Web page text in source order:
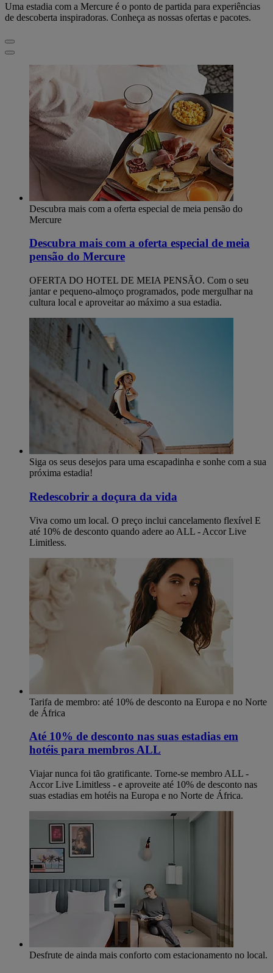
Uma estadia com a Mercure é o ponto de partida para experiências
de descoberta inspiradoras. Conheça as nossas ofertas e pacotes.
Descubra mais com a oferta especial de meia pensão do
Mercure
Descubra mais com a oferta especial de meia
pensão do Mercure
OFERTA DO HOTEL DE MEIA PENSÃO. Com o seu
jantar e pequeno-almoço programados, pode mergulhar na
cultura local e aproveitar ao máximo a sua estadia.
Siga os seus desejos para uma escapadinha e sonhe com a sua
próxima estadia!
Redescobrir a doçura da vida
Viva como um local. O preço inclui cancelamento flexível E
até 10% de desconto quando adere ao ALL - Accor Live
Limitless.
Tarifa de membro: até 10% de desconto na Europa e no Norte
de África
Até 10% de desconto nas suas estadias em
hotéis para membros ALL
Viajar nunca foi tão gratificante. Torne-se membro ALL -
Accor Live Limitless - e aproveite até 10% de desconto nas
suas estadias em hotéis na Europa e no Norte de África.
Desfrute de ainda mais conforto com estacionamento no local.